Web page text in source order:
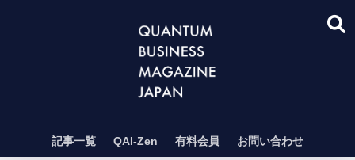
記事一覧 QAI-Zen 有料会員 お問い合わせ